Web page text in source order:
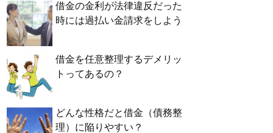
借金の金利が法律違反だった
時には過払い金請求をしよう
借金を任意整理するデメリッ
トってあるの？
どんな性格だと借金（債務整
理）に陥りやすい？